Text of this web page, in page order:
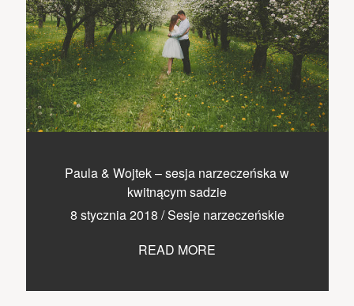
Paula & Wojtek – sesja narzeczeńska w
kwitnącym sadzie
8 stycznia 2018 /Sesje narzeczeńskie
READ MORE